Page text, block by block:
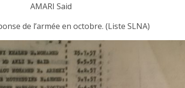
AMARI Said
de l’armée en octobre. (Liste SLNA)